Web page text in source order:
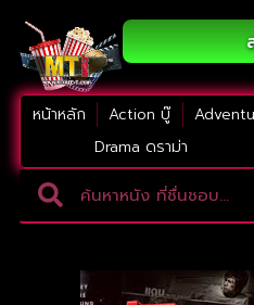
หน้าหลัก Action บู๊
Drama ดราม่า